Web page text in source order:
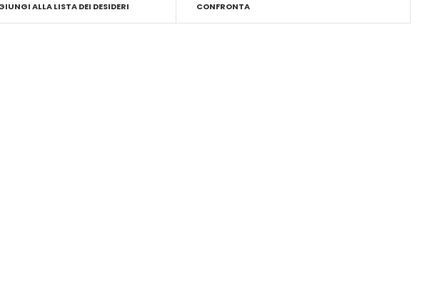
ALLA LISTA DEI DESIDERI CONFRONTA